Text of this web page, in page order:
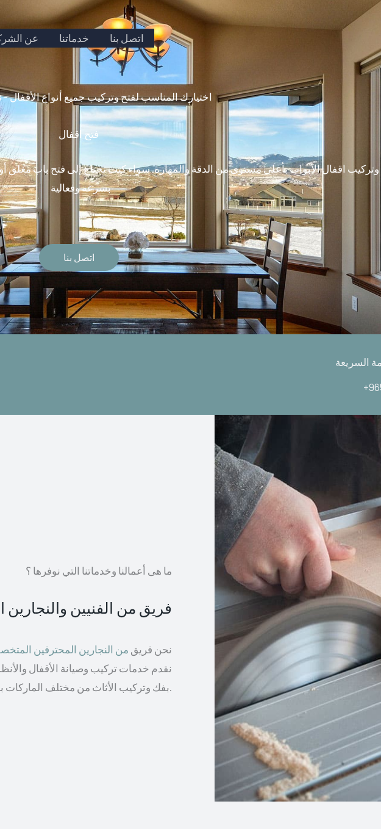
عن خدماتنا اتصل بنا
Doors Locks - اختيارك المناسب لفتح وتركيب جميع أنواع الأقفال
فتح اقفال
اقفال الأبواب بأعلى مستوى من الدقة والمهارة. سواء كنت تحتاج إلى فتح باب مغلق
بسرعة وفعالية
اتصل بنا
السريعة
ما هى أعمالنا وخدماتنا التي نوفرها ؟
فريق من الفنيين
نحن فريق من النجارين المحترفين
نقدم خدمات تركيب وصيانة الأقفال
بفك وتركيب الأثاث من مختلف الماركات بما في ذلك إيكيا والأثاث الخشبي.